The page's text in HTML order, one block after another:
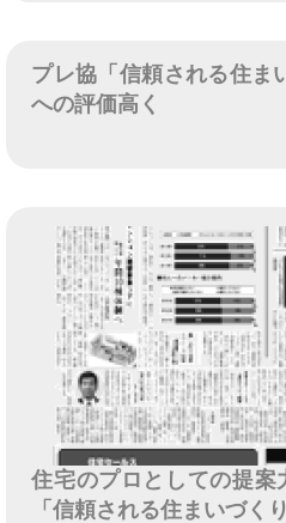
プレ協「信頼される住ま
への評価高く
住宅のプロとしての提案
「信頼される住まいづく